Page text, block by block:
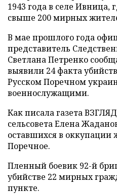
1943 года в селе
свыше 200 мирных
В мае прошлого года
представитель
Светлана Петренко
выявили 24 факта
Русском Поречном
военнослужащими.
Как писала газета
сельсовета Елена
оставшихся в оккупации
Поречное.
Пленный боевик 92-й
убийстве 22 мирных
пункте.